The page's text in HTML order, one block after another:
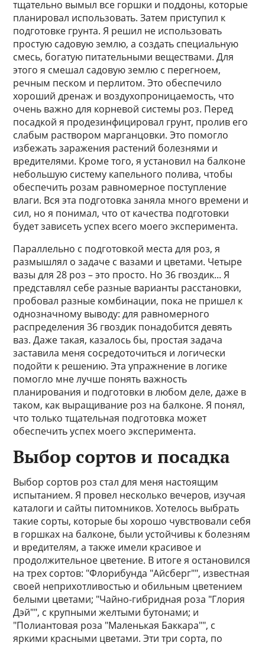
тщательно вымыл все горшки и поддоны, которые
планировал использовать. Затем приступил к
подготовке грунта. Я решил не использовать
простую садовую землю, а создать специальную
смесь, богатую питательными веществами. Для
этого я смешал садовую землю с перегноем,
речным песком и перлитом. Это обеспечило
хороший дренаж и воздухопроницаемость, что
очень важно для корневой системы роз. Перед
посадкой я продезинфицировал грунт, пролив его
слабым раствором марганцовки. Это помогло
избежать заражения растений болезнями и
вредителями. Кроме того, я установил на балконе
небольшую систему капельного полива, чтобы
обеспечить розам равномерное поступление
влаги. Вся эта подготовка заняла много времени и
сил, но я понимал, что от качества подготовки
будет зависеть успех всего моего эксперимента.
Параллельно с подготовкой места для роз, я
размышлял о задаче с вазами и цветами. Четыре
вазы для 28 роз – это просто. Но 36 гвоздик... Я
представлял себе разные варианты расстановки,
пробовал разные комбинации, пока не пришел к
однозначному выводу: для равномерного
распределения 36 гвоздик понадобится девять
ваз. Даже такая, казалось бы, простая задача
заставила меня сосредоточиться и логически
подойти к решению. Эта упражнение в логике
помогло мне лучше понять важность
планирования и подготовки в любом деле, даже в
таком, как выращивание роз на балконе. Я понял,
что только тщательная подготовка может
обеспечить успех моего эксперимента.
Выбор сортов и посадка
Выбор сортов роз стал для меня настоящим
испытанием. Я провел несколько вечеров, изучая
каталоги и сайты питомников. Хотелось выбрать
такие сорты, которые бы хорошо чувствовали себя
в горшках на балконе, были устойчивы к болезням
и вредителям, а также имели красивое и
продолжительное цветение. В итоге я остановился
на трех сортов: "Флорибунда "Айсберг"", известная
своей неприхотливостью и обильным цветением
белыми цветами; "Чайно-гибридная роза "Глория
Дэй"", с крупными желтыми бутонами; и
"Полиантовая роза "Маленькая Баккара"", с
яркими красными цветами. Эти три сорта, по